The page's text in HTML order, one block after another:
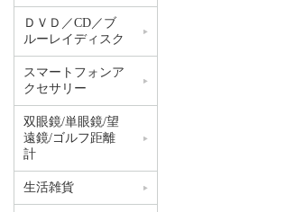
ＤＶＤ／CD／ブ
ルーレイディスク
スマートフォンア
クセサリー
双眼鏡/単眼鏡/望
遠鏡/ゴルフ距離
計
生活雑貨